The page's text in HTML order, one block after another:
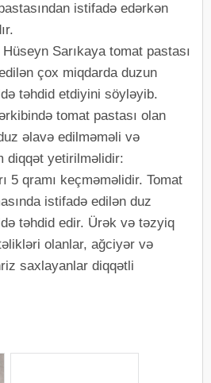
istifadə edərkən
Sarıkaya tomat pastası
çox miqdarda duzun
təhdid etdiyini söyləyib.
tomat pastası olan
əlavə edilməməli və
diqqət yetirilməlidir:
5 qramı keçməməlidir. Tomat
istifadə edilən duz
təhdid edir. Ürək və təzyiq
olanlar, ağciyər və
saxlayanlar diqqətli